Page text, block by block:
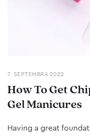
7. SEPTEMBRA 2022
How To Get
Gel Manicures
Having a great